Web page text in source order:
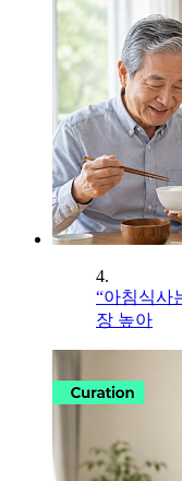
4.
“아침식사
장 높아